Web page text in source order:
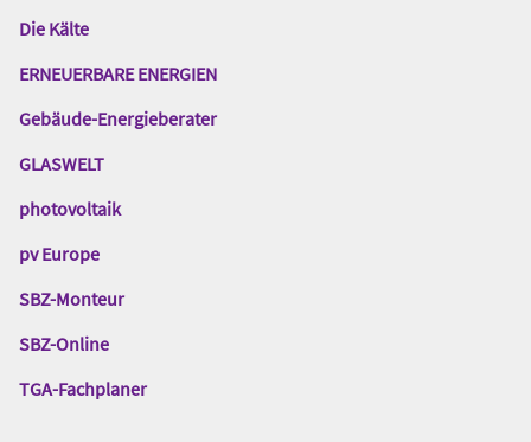
Gentner
Die Kälte
ERNEUERBARE ENERGIEN
Gebäude-Energieberater
GLASWELT
photovoltaik
pv Europe
SBZ-Monteur
SBZ-Online
TGA-Fachplaner